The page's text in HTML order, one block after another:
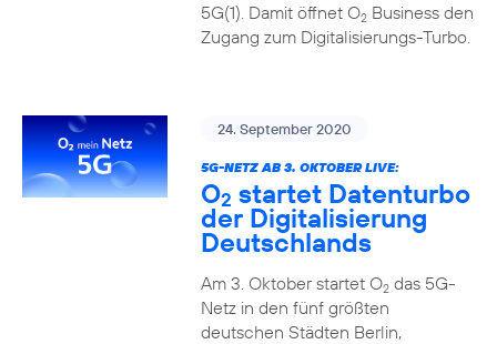
5G(1). Damit öffnet O2Business den
Zugang zum Digitalisierungs-Turbo.
24. September 2020
5G-NETZ AB 3. OKTOBER LIVE:
O2 startet Datenturbo
der Digitalisierung
Deutschlands
Am 3. Oktober startet O2das 5G-
Netz in den fünf größten
deutschen Städten Berlin,